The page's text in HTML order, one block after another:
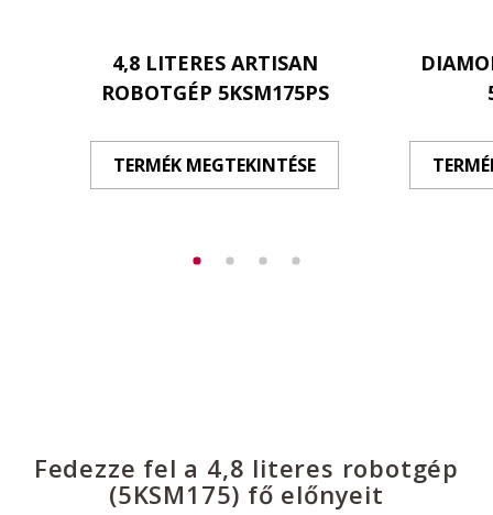
4,8 LITERES ARTISAN
ROBOTGÉP 5KSM175PS
TERMÉK MEGTEKINTÉSE
Fedezze fel a 4,8 literes robotgép
(5KSM175) fő előnyeit